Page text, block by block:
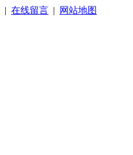
| 在线留言 |
网站地图